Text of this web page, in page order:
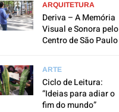
ARQUITETURA
Deriva – A Memória
Visual e Sonora pelo
Centro de São Paulo
ARTE
Ciclo de Leitura:
“Ideias para adiar o
fim do mundo”